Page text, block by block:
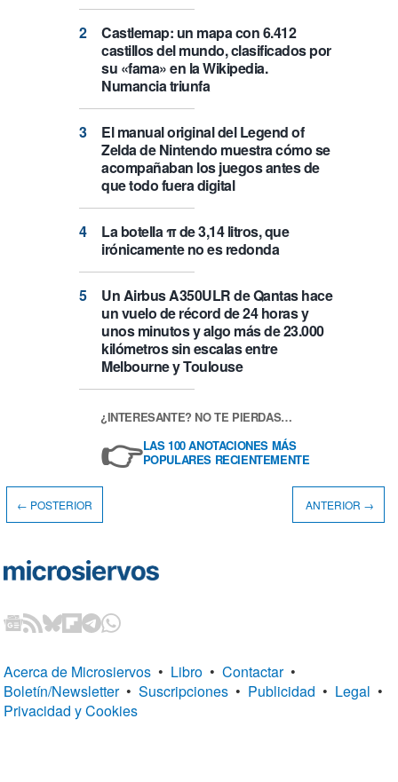
Castlemap: un mapa con 6.412
castillos del mundo, clasificados por
su «fama» en la Wikipedia.
Numancia triunfa
El manual original del Legend of
Zelda de Nintendo muestra cómo se
acompañaban los juegos antes de
que todo fuera digital
La botella π de 3,14 litros, que
irónicamente no es redonda
Un Airbus A350ULR de Qantas hace
un vuelo de récord de 24 horas y
unos minutos y algo más de 23.000
kilómetros sin escalas entre
Melbourne y Toulouse
¿INTERESANTE? NO TE PIERDAS…
👉LAS 100 ANOTACIONES MÁS
POPULARES RECIENTEMENTE
← POSTERIOR ANTERIOR →
Acerca de Microsiervos • Libro • Contactar •
Boletín/Newsletter • Suscripciones • Publicidad • Legal •
Privacidad y Cookies